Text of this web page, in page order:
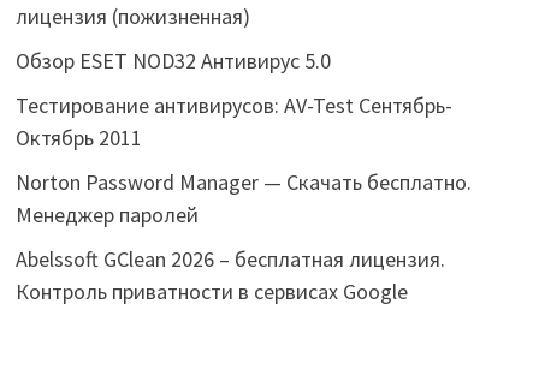
лицензия (пожизненная)
Обзор ESET NOD32 Антивирус 5.0
Тестирование антивирусов: AV-Test Сентябрь-
Октябрь 2011
Norton Password Manager — Скачать бесплатно.
Менеджер паролей
Abelssoft GClean 2026 – бесплатная лицензия.
Контроль приватности в сервисах Google